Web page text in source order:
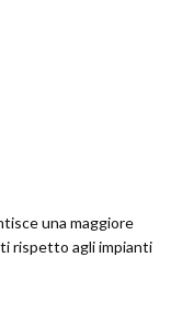
una maggiore
rispetto agli impianti